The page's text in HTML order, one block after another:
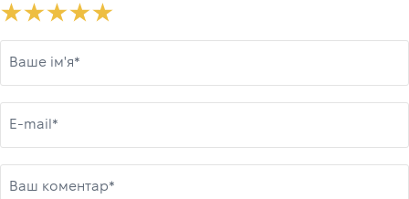
Ваше ім'я*
E-mail*
Ваш коментар*